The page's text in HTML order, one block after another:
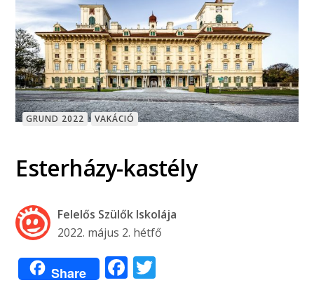
GRUND 2022 VAKÁCIÓ
Esterházy-kastély
Felelős Szülők Iskolája
2022. május 2. hétfő
Share Facebook